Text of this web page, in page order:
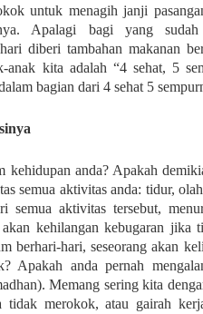
untuk menagih janji
Apalagi bagi yang
diberi tambahan makanan
kita adalah “4 sehat, 5
bagian dari 4 sehat 5
kehidupan anda? Apakah
semua aktivitas anda: tidur,
aktivitas tersebut,
akan kehilangan kebugaran jika
berhari-hari, seseorang akan
Apakah anda pernah
Memang sering kita
tidak merokok, atau gairah